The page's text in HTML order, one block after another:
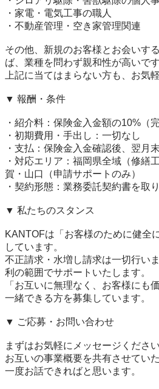
・家電・電気工事の職人
・不動産管理・空き家管理関連
その他、新規のお客様とお会いす
ば、業種を問わず親和性が高いです
上記に当てはまらない方も、お気
▼ 報酬・条件
・紹介料：保険金入金額の10%（
・初期費用・手出し：一切なし
・支払：保険金入金確認後、翌月末
・対応エリア：福岡県全域（修繕
賀・山口（申請サポートのみ）
・契約形態：業務委託契約書を取
▼ 私たちのスタンス
KANTOFは「お客様のために健全
しています。
不正請求・水増し請求は一切行い
利の範囲でサポートいたします。
「お互いに無理なく、お客様にも
一緒できる方を募集しています。
▼ ご応募・お問い合わせ
まずはお気軽にメッセージください
お互いの事業概要を共有させてい
一度お話できればと思います。